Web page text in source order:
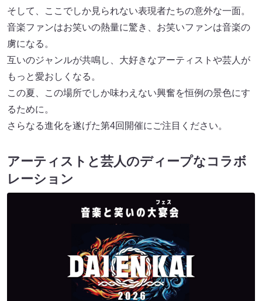
そして、ここでしか見られない表現者たちの意外な一面。
音楽ファンはお笑いの熱量に驚き、お笑いファンは音楽の
虜になる。
互いのジャンルが共鳴し、大好きなアーティストや芸人が
もっと愛おしくなる。
この夏、この場所でしか味わえない興奮を恒例の景色にす
るために。
さらなる進化を遂げた第4回開催にご注目ください。
アーティストと芸人のディープなコラボ
レーション